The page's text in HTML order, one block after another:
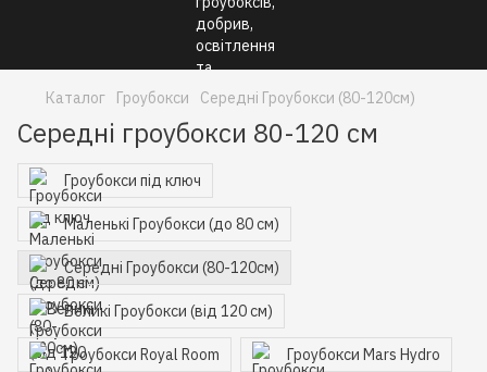
Каталог Гроубокси Середні Гроубокси (80-120см)
Середні гроубокси 80-120 см
Гроубокси під ключ
Маленькі Гроубокси (до 80 см)
Середні Гроубокси (80-120см)
Великі Гроубокси (від 120 см)
Гроубокси Royal Room Гроубокси Mars Hydro